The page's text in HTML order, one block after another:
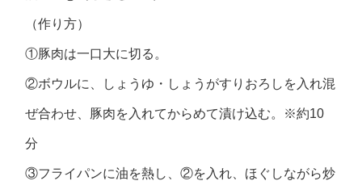
（作り方）
①豚肉は一口大に切る。
②ボウルに、しょうゆ・しょうがすりおろしを入れ混
ぜ合わせ、豚肉を入れてからめて漬け込む。※約10
分
③フライパンに油を熱し、②を入れ、ほぐしながら炒